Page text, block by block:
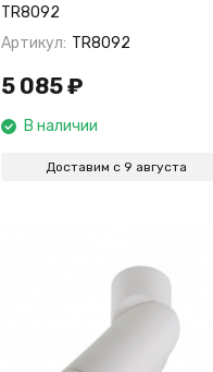
TR8092
Артикул: TR8092
5 085₽
В наличии
Доставим с 9 августа